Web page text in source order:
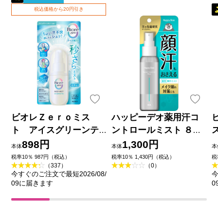
税込価格から20円引き
ビオレＺｅｒｏミス
ト アイスグリーンテ
ィーの香り ６０ｍＬ 花
王
本体898円
税率10％ 987円（税込）
（337）
今すぐのご注文で最短2026/08/
09に届きます
ハッピーデオ薬用汗コ
ントロールミスト ８０
ｍｌ マンダム (医薬部外
品)
本体1,300円
税率10％ 1,430円（税込）
（0）
本
税